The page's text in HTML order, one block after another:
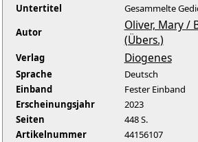
Untertitel
Gesammelte
Autor
Oliver, Mary /
(Übers.)
Verlag Diogenes
Sprache
Deutsch
Einband
Fester Einband
Erscheinungsjahr
2023
Seiten
448 S.
Artikelnummer
44156107